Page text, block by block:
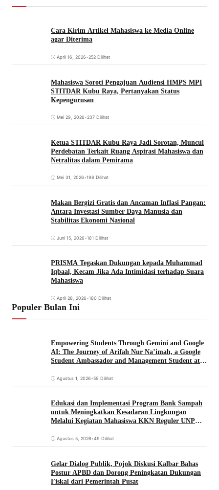
Cara Kirim Artikel Mahasiswa ke Media Online
agar Diterima
April 16, 2026•252 Dilihat
Mahasiswa Soroti Pengajuan Audiensi HMPS MPI
STITDAR Kubu Raya, Pertanyakan Status
Kepengurusan
Mei 29, 2026•237 Dilihat
Ketua STITDAR Kubu Raya Jadi Sorotan, Muncul
Perdebatan Terkait Ruang Aspirasi Mahasiswa dan
Netralitas dalam Pemirama
Mei 31, 2026•198 Dilihat
Makan Bergizi Gratis dan Ancaman Inflasi Pangan:
Antara Investasi Sumber Daya Manusia dan
Stabilitas Ekonomi Nasional
Juni 15, 2026•181 Dilihat
PRISMA Tegaskan Dukungan kepada Muhammad
Iqbaal, Kecam Jika Ada Intimidasi terhadap Suara
Mahasiswa
April 28, 2026•180 Dilihat
Populer Bulan Ini
Empowering Students Through Gemini and Google
AI: The Journey of Arifah Nur Na’imah, a Google
Student Ambassador and Management Student at
Agustus 1, 2026•59 Dilihat
Edukasi dan Implementasi Program Bank Sampah
untuk Meningkatkan Kesadaran Lingkungan
Melalui Kegiatan Mahasiswa KKN Reguler UNP
Agustus 5, 2026•49 Dilihat
Gelar Dialog Publik, Pojok Diskusi Kalbar Bahas
Postur APBD dan Dorong Peningkatan Dukungan
Fiskal dari Pemerintah Pusat